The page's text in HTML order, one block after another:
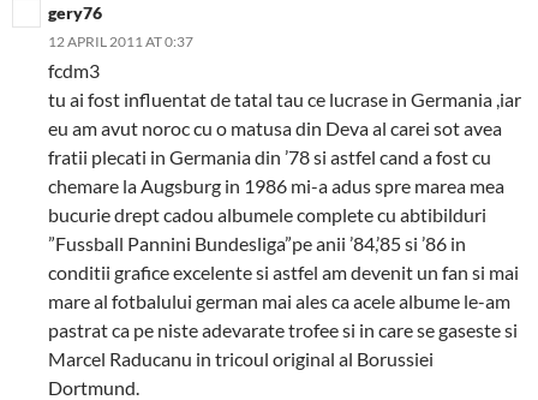
gery76
12 APRIL 2011 AT 0:37
fcdm3
tu ai fost influentat de tatal tau ce lucrase in Germania ,iar
eu am avut noroc cu o matusa din Deva al carei sot avea
fratii plecati in Germania din ’78 si astfel cand a fost cu
chemare la Augsburg in 1986 mi-a adus spre marea mea
bucurie drept cadou albumele complete cu abtibilduri
”Fussball Pannini Bundesliga”pe anii ’84,’85 si ’86 in
conditii grafice excelente si astfel am devenit un fan si mai
mare al fotbalului german mai ales ca acele albume le-am
pastrat ca pe niste adevarate trofee si in care se gaseste si
Marcel Raducanu in tricoul original al Borussiei
Dortmund.